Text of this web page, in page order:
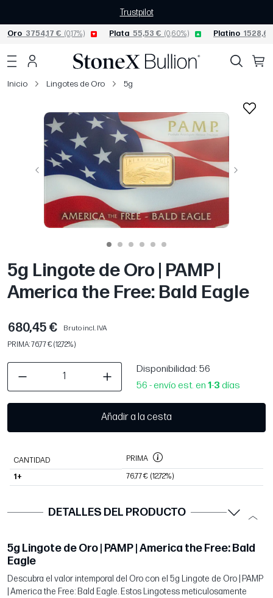
Trustpilot
Oro 3754,17 € (0,17%) Plata 55,53 € (0,60%) Platino
Inicio Lingotes de Oro 5g
Página anterior Siguiente
5g Lingote de Oro | PAMP |
America the Free: Bald Eagle
680,45 €
Bruto incl. IVA
PRIMA: 76,77 € (12,72%)
Disponibilidad: 56
56 - envío est. en 1-3 días
Añadir a la cesta
CANTIDAD PRIMA
1+ 76,77 € (12,72%)
DETALLES DEL PRODUCTO
5g Lingote de Oro | PAMP | America the Free: Bald
Eagle
Descubra el valor intemporal del Oro con el 5g Lingote de Oro | PAMP
| America the Free: Bald Eagle. Estos Lingotess meticulosamente